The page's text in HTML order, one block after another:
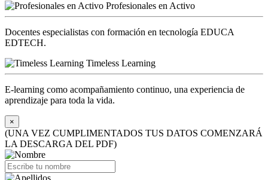
Profesionales en Activo
Docentes especialistas con formación en tecnología EDUCA
EDTECH.
Timeless Learning
E-learning como acompañamiento continuo, una experiencia de
aprendizaje para toda la vida.
×
(UNA VEZ CUMPLIMENTADOS TUS DATOS COMENZARÁ
LA DESCARGA DEL PDF)